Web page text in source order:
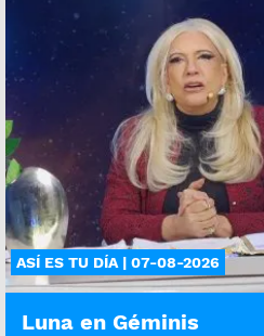
ASÍ ES TU DÍA | 07-08-2026
Luna en Géminis